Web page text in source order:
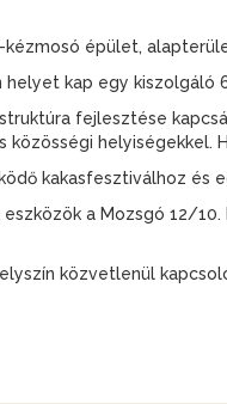
épület,
kap egy kiszolgáló
fejlesztése
közösségi helyiségekkel.
kakasfesztiválhoz és
a Mozsgó 12/
közvetlenül